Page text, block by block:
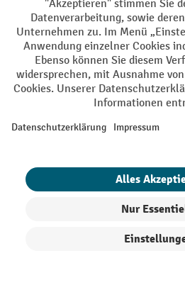
Verfügung.
Bei Jungheinrich PROFISHOP sind
oder auchAntirutschmattenals
Zuschneiden erhältlich.
1. Antirutschmatte nach
Wesentlich für die